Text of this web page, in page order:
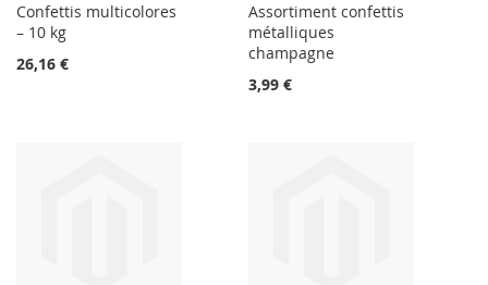
Confettis multicolores
– 10 kg
26,16 €
Assortiment confettis
métalliques
champagne
3,99 €